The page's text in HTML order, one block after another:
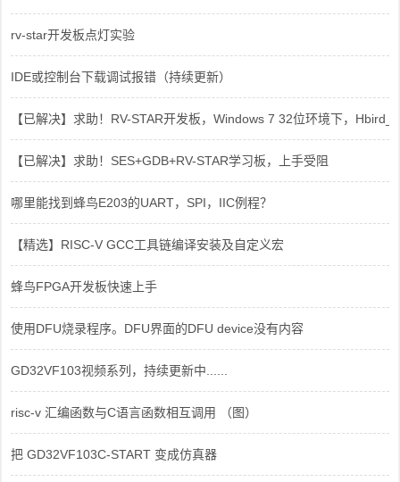
rv-star开发板点灯实验
IDE或控制台下载调试报错（持续更新）
【已解决】求助！RV-STAR开发板，Windows 7 32位环境下，
【已解决】求助！SES+GDB+RV-STAR学习板，上手受阻
哪里能找到蜂鸟E203的UART，SPI，IIC例程？
【精选】RISC-V GCC工具链编译安装及自定义宏
蜂鸟FPGA开发板快速上手
使用DFU烧录程序。DFU界面的DFU device没有内容
GD32VF103视频系列，持续更新中......
risc-v 汇编函数与C语言函数相互调用 （图）
把 GD32VF103C-START 变成仿真器